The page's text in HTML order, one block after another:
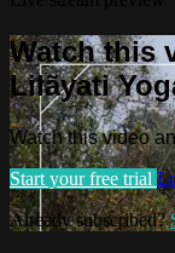
Watch this
Lilãyati
Watch this video
Start your free trial
Already subscribed?